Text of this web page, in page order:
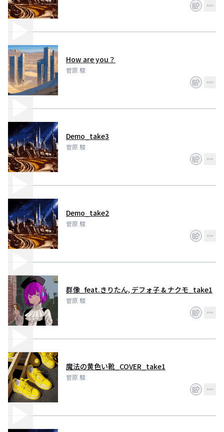
How are you？
菅原 駿
Demo_take3
菅原 駿
Demo_take2
菅原 駿
群像_feat.きりたん, デフォ子 & ナクモ_take1
菅原 駿
魔法の黄色い靴_COVER_take1
菅原 駿